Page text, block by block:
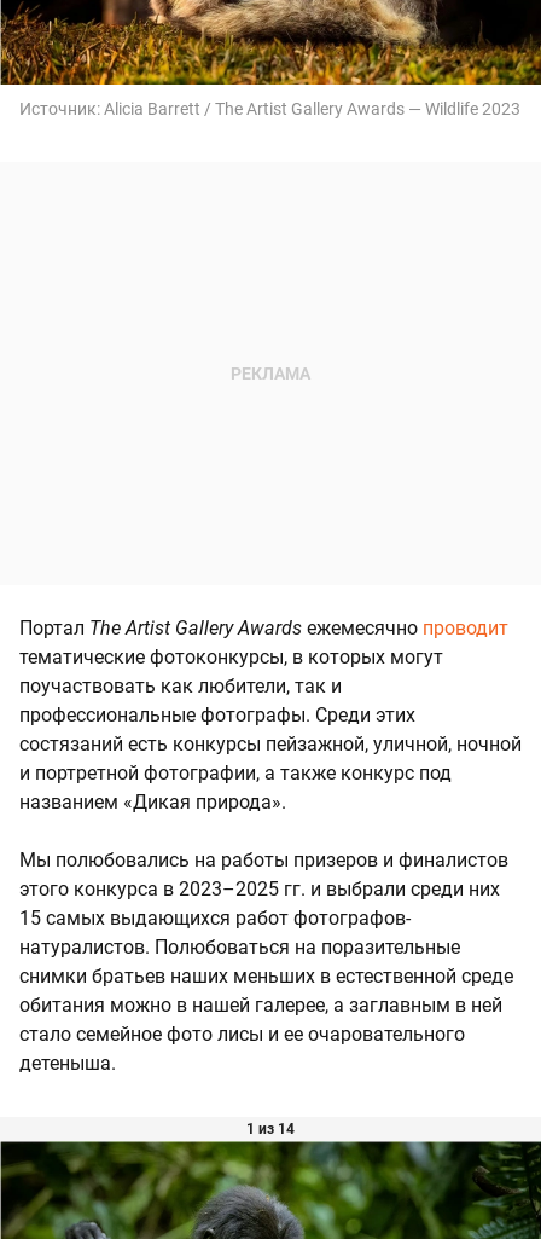
Источник:Alicia Barrett / The Artist Gallery Awards — Wildlife 2023
Портал The Artist Gallery Awards ежемесячно проводит
тематические фотоконкурсы, в которых могут
поучаствовать как любители, так и
профессиональные фотографы. Среди этих
состязаний есть конкурсы пейзажной, уличной, ночной
и портретной фотографии, а также конкурс под
названием «Дикая природа».
Мы полюбовались на работы призеров и финалистов
этого конкурса в 2023–2025 гг. и выбрали среди них
15 самых выдающихся работ фотографов-
натуралистов. Полюбоваться на поразительные
снимки братьев наших меньших в естественной среде
обитания можно в нашей галерее, а заглавным в ней
стало семейное фото лисы и ее очаровательного
детеныша.
1 из 14